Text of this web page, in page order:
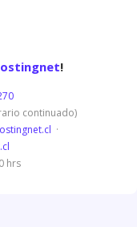
!
continuado)
·
hrs